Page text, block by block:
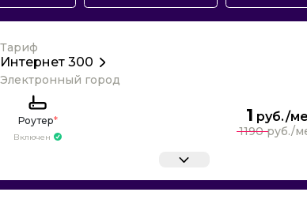
Тариф
Интернет 300
Электронный город
Роутер*
Включен
1
1190